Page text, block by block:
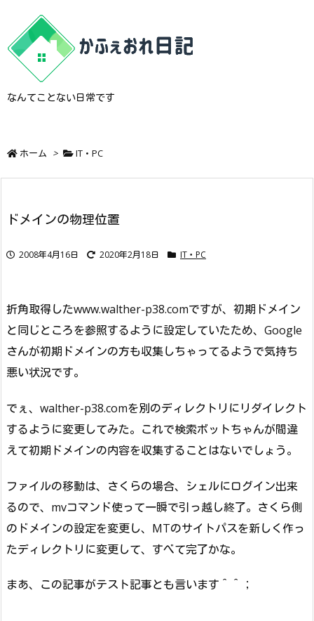
なんてことない日常です
ホーム > IT・PC
ドメインの物理位置
2008年4月16日 2020年2月18日 IT・PC
折角取得したwww.walther-p38.comですが、初期ドメイン
と同じところを参照するように設定していたため、Google
さんが初期ドメインの方も収集しちゃってるようで気持ち
悪い状況です。
でぇ、walther-p38.comを別のディレクトリにリダイレクト
するように変更してみた。これで検索ボットちゃんが間違
えて初期ドメインの内容を収集することはないでしょう。
ファイルの移動は、さくらの場合、シェルにログイン出来
るので、mvコマンド使って一瞬で引っ越し終了。さくら側
のドメインの設定を変更し、MTのサイトパスを新しく作っ
たディレクトリに変更して、すべて完了かな。
まあ、この記事がテスト記事とも言います＾＾；